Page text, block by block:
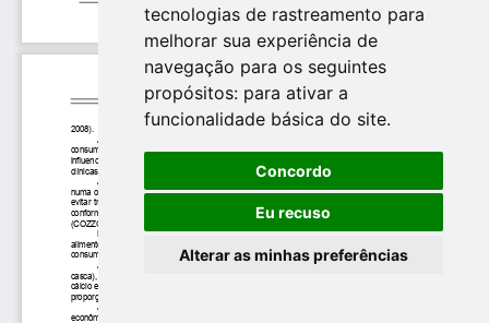
tecnologias de rastreamento para
melhorar sua experiência de
navegação para os seguintes
propósitos: para ativar a
funcionalidade básica do site.
Concordo
Eu recuso
Alterar as minhas preferências